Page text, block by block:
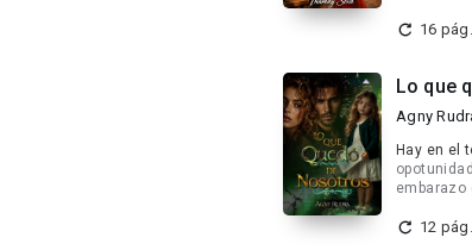
16 pág.
Lo que
Agny
Hay en el
embarazo
12 pág.